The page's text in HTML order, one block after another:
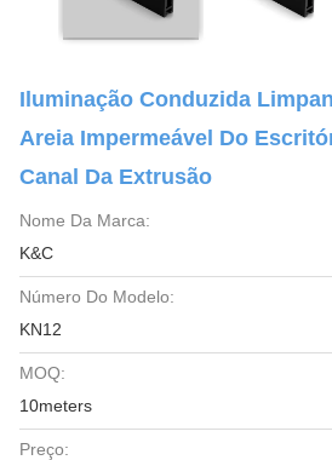
Iluminação Conduzida
Areia Impermeável Do
Canal Da Extrusão
Nome Da Marca:
K&C
Número Do Modelo:
KN12
MOQ:
10meters
Preço: